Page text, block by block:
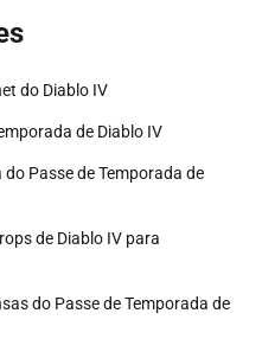
do Diablo IV
de Diablo IV
Passe de Temporada de
de Diablo IV para
do Passe de Temporada de